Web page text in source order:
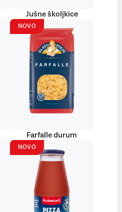
Jušne školjkice
NOVO
Farfalle durum
NOVO